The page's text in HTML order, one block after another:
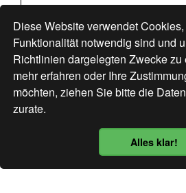
Datenschutzbestimmung
Diese Website verwendet
Funktionalität notwendig sind und
Richtlinien dargelegten Zwecke
mehr erfahren oder Ihre
möchten, ziehen Sie bitte die
zurate.
Alles klar!
Fr:
16:00–18:30 Uhr
Sa: 12:00–17:00 Uhr
Hohlstrasse 122
www.bogen33.ch